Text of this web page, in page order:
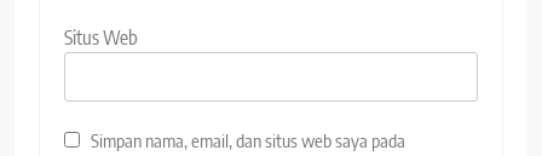
Situs Web
Simpan nama, email, dan situs web saya pada